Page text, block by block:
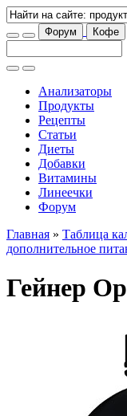
Форум Кофе
Анализаторы
Продукты
Рецепты
Статьи
Диеты
Добавки
Витамины
Линеечки
Форум
Главная » Таблица
дополнительное
Гейнер